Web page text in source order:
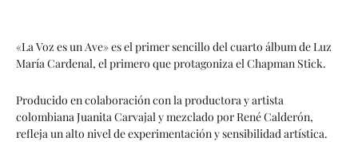
«La Voz es un Ave» es el primer sencillo del cuarto álbum de Luz
María Cardenal, el primero que protagoniza el Chapman Stick.
Producido en colaboración con la productora y artista
colombiana Juanita Carvajal y mezclado por René Calderón,
refleja un alto nivel de experimentación y sensibilidad artística.